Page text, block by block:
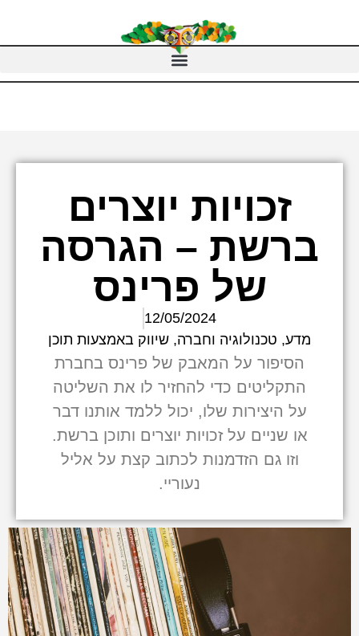
זכויות יוצרים
ברשת – הגרסה
של פרינס
12/05/2024
מדע, טכנולוגיה וחברה, שיווק באמצעות תוכן
הסיפור על המאבק של פרינס בחברת
התקליטים כדי להחזיר לו את השליטה
על היצירות שלו, יכול ללמד אותנו דבר
או שניים על זכויות יוצרים ותוכן ברשת.
וזו גם הזדמנות לכתוב קצת על אליל
נעוריי.